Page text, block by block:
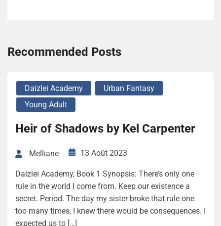
Recommended Posts
Daizlei Academy
Urban Fantasy
Young Adult
Heir of Shadows by Kel Carpenter
Melliane 13 Août 2023
Daizlei Academy, Book 1 Synopsis: There’s only one
rule in the world I come from. Keep our existence a
secret. Period. The day my sister broke that rule one
too many times, I knew there would be consequences. I
expected us to […]